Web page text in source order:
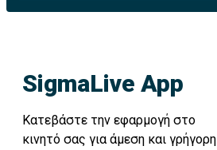
SigmaLive App
Κατεβάστε την εφαρμογή στο
κινητό σας για άμεση και γρήγορη